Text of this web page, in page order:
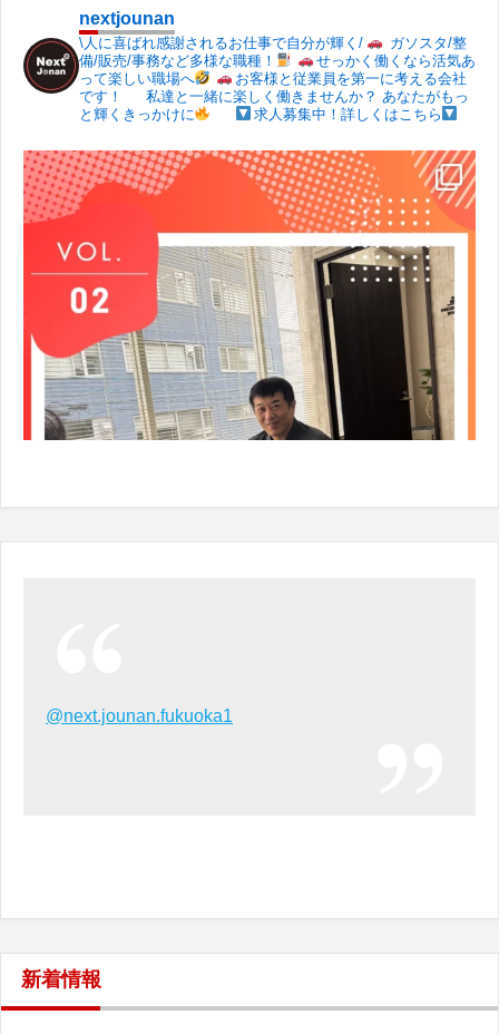
nextjounan
\人に喜ばれ感謝されるお仕事で自分が輝く/
ガソスタ/整
備/販売/事務など多様な職種！
せっかく働くなら活気あ
って楽しい職場へ
お客様と従業員を第一に考える会社
です！
私達と一緒に楽しく働きませんか？ あなたがもっ
と輝くきっかけに
求人募集中！詳しくはこちら
@next.jounan.fukuoka1
新着情報